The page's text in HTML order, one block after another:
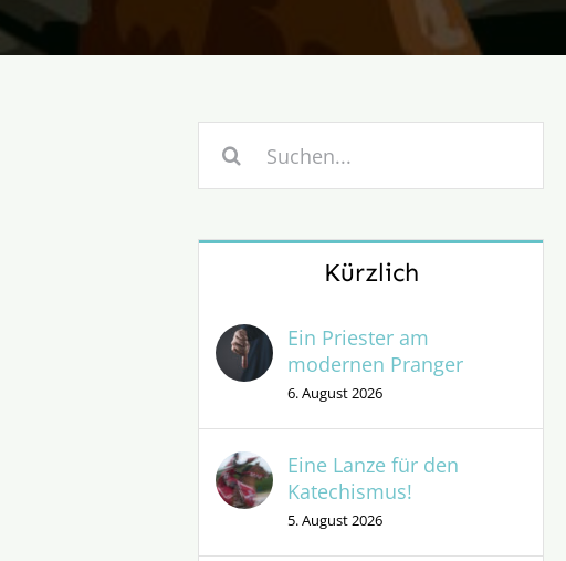
nach:
Kürzlich
Ein Priester am
modernen Pranger
6. August 2026
Eine Lanze für den
Katechismus!
5. August 2026